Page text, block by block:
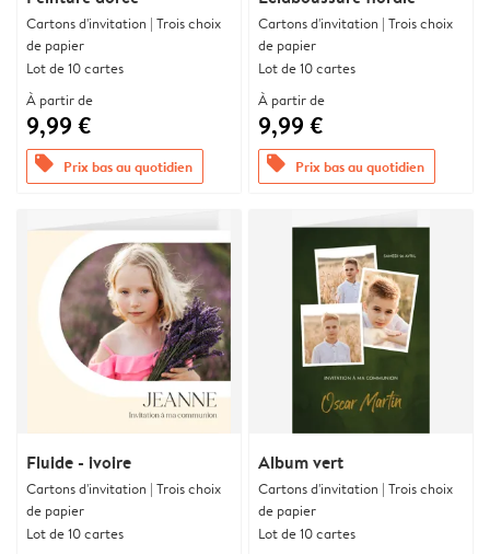
Cartons d'invitation | Trois choix
de papier
Lot de 10 cartes
À partir de
9,99 €
offers Prix bas au quotidien
Cartons d'invitation | Trois choix
de papier
Lot de 10 cartes
À partir de
9,99 €
offers Prix bas au quotidien
Fluide - ivoire
Cartons d'invitation | Trois choix
de papier
Lot de 10 cartes
Album vert
Cartons d'invitation | Trois choix
de papier
Lot de 10 cartes